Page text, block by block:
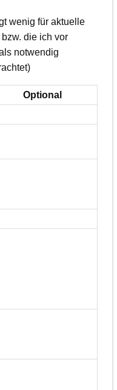
wenig für aktuelle
die ich vor
notwendig
Optional